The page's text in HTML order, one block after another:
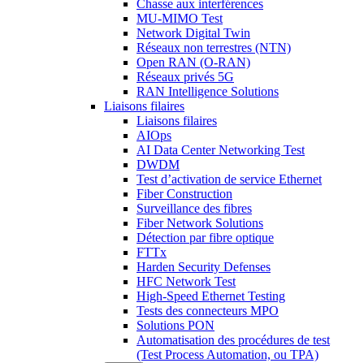
Chasse aux interférences
MU-MIMO Test
Network Digital Twin
Réseaux non terrestres (NTN)
Open RAN (O-RAN)
Réseaux privés 5G
RAN Intelligence Solutions
Liaisons filaires
Liaisons filaires
AIOps
AI Data Center Networking Test
DWDM
Test d’activation de service Ethernet
Fiber Construction
Surveillance des fibres
Fiber Network Solutions
Détection par fibre optique
FTTx
Harden Security Defenses
HFC Network Test
High-Speed Ethernet Testing
Tests des connecteurs MPO
Solutions PON
Automatisation des procédures de test
(Test Process Automation, ou TPA)